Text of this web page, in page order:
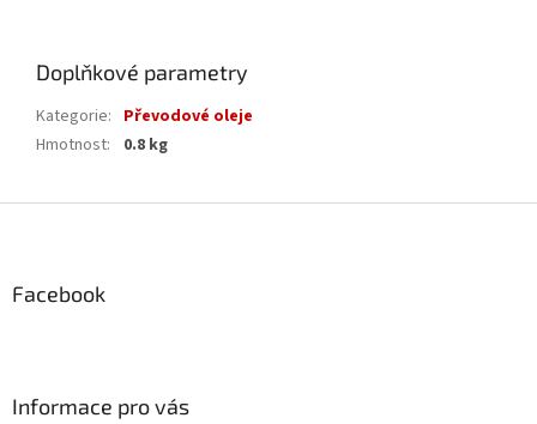
Doplňkové parametry
Kategorie: Převodové oleje
Hmotnost: 0.8 kg
Facebook
Informace pro vás